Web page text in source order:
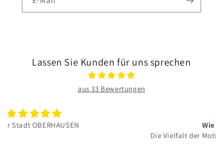
Lassen Sie Kunden für uns sprechen
aus 33 Bewertungen
Wie immer tolle Arbeit
Die Vielfalt der Motive und die Qualität gefällt mir sehr